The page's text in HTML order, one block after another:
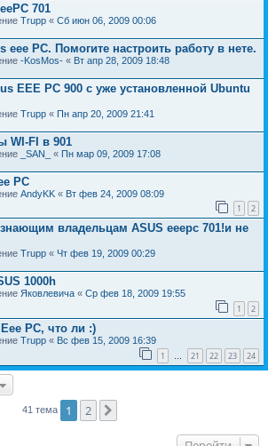
701
Trupp « Сб июн 06, 2009 00:06
eee PC. Помогите настроить работу в нете.
-KosMos- « Вт апр 28, 2009 18:48
EEE PC 900 с уже установленной Ubuntu
Trupp « Пн апр 20, 2009 21:41
WI-FI в 901
_SАN_ « Пн мар 09, 2009 17:08
PC
AndyKK « Вт фев 24, 2009 08:09
1 2
владельцам ASUS eeepc 701!и не
Trupp « Чт фев 19, 2009 00:29
1000h
Яковлевича « Ср фев 18, 2009 19:55
1 2
PC, что ли :)
Trupp « Вс фев 15, 2009 16:39
1 … 21 22 23 24
41 тема 1 2